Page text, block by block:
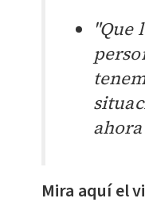
"Que
ahora
Mira aquí el